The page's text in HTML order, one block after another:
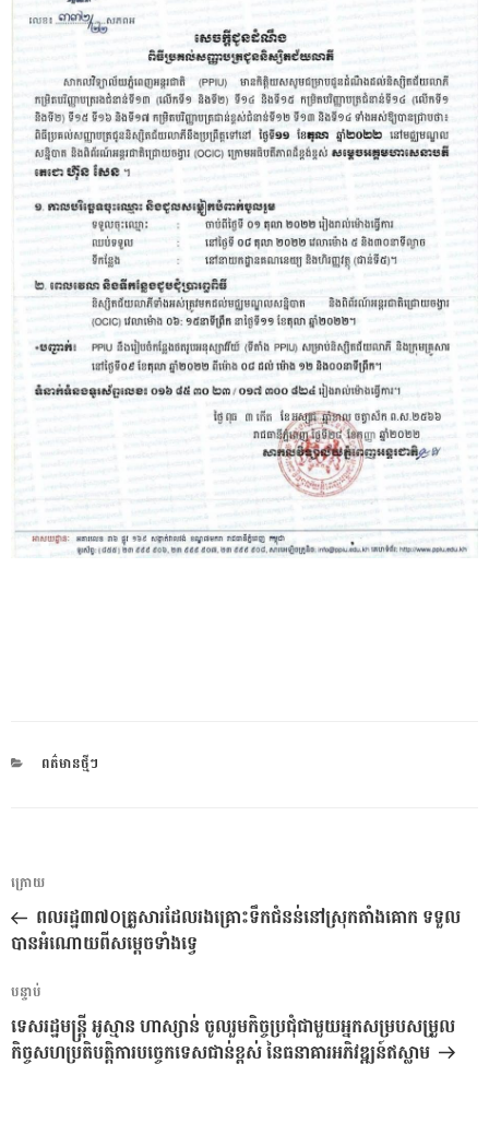
CATEGORIES
ពត៌មានថ្មីៗ
ការ​
នាំទិស​
ប្រកាស
អត្ថបទ
មុន
ក្រោយ
ពលរដ្ឋ៣៧០គ្រួសារដែលរងគ្រោះទឹកជំនន់នៅស្រុកតាំងគោក ទទួល
បានអំណោយពីសម្ដេចទាំងទ្វេ
អត្ថបទ
បន្ទាប់
បន្ទាប់
ទេសរដ្ឋមន្ត្រី អូស្មាន ហាស្សាន់ ចូលរួមកិច្ចប្រជុំជាមួយអ្នកសម្របសម្រួល
កិច្ចសហប្រតិបត្តិការបច្ចេកទេសជាន់ខ្ពស់ នៃធនាគារអភិវឌ្ឍន៍ឥស្លាម